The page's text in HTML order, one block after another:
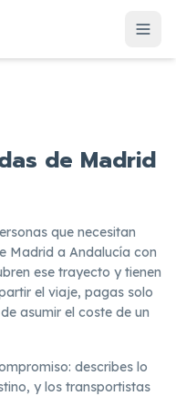
de Madrid
que necesitan
Madrid a Andalucía con
ese trayecto y tienen
el viaje, pagas solo
asumir el coste de un
describes lo
y los transportistas